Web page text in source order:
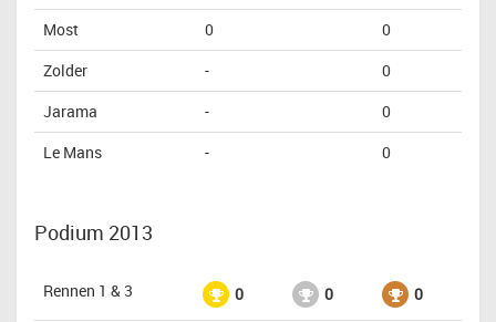
Most
0
0
Zolder
-
0
Jarama
-
0
Le Mans
- 0
Podium 2013
Rennen 1 & 3 0 0 0